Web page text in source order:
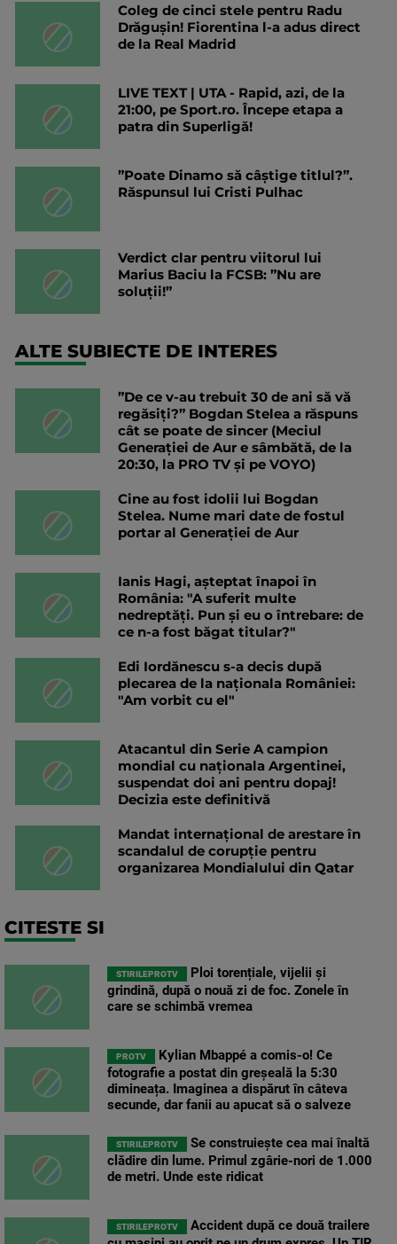
Coleg de cinci stele pentru Radu
Drăgușin! Fiorentina l-a adus direct
de la Real Madrid
LIVE TEXT | UTA - Rapid, azi, de la
21:00, pe Sport.ro. Începe etapa a
patra din Superligă!
”Poate Dinamo să câștige titlul?”.
Răspunsul lui Cristi Pulhac
Verdict clar pentru viitorul lui
Marius Baciu la FCSB: ”Nu are
soluții!”
ALTE SUBIECTE DE INTERES
”De ce v-au trebuit 30 de ani să vă
regăsiți?” Bogdan Stelea a răspuns
cât se poate de sincer (Meciul
Generației de Aur e sâmbătă, de la
20:30, la PRO TV și pe VOYO)
Cine au fost idolii lui Bogdan
Stelea. Nume mari date de fostul
portar al Generației de Aur
Ianis Hagi, așteptat înapoi în
România: "A suferit multe
nedreptăți. Pun și eu o întrebare: de
ce n-a fost băgat titular?"
Edi Iordănescu s-a decis după
plecarea de la naționala României:
"Am vorbit cu el"
Atacantul din Serie A campion
mondial cu naționala Argentinei,
suspendat doi ani pentru dopaj!
Decizia este definitivă
Mandat internațional de arestare în
scandalul de corupție pentru
organizarea Mondialului din Qatar
CITESTE SI
STIRILEPROTV
Ploi torențiale, vijelii și
grindină, după o nouă zi de foc. Zonele în
care se schimbă vremea
PROTV
Kylian Mbappé a comis-o! Ce
fotografie a postat din greșeală la 5:30
dimineața. Imaginea a dispărut în câteva
secunde, dar fanii au apucat să o salveze
STIRILEPROTV
Se construiește cea mai înaltă
clădire din lume. Primul zgârie-nori de 1.000
de metri. Unde este ridicat
STIRILEPROTV
Accident după ce două trailere